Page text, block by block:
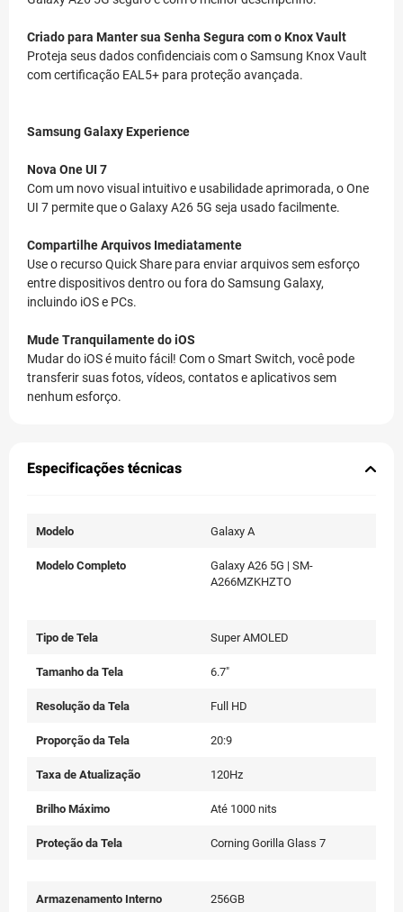
Criado para Manter sua Senha Segura com o Knox Vault
Proteja seus dados confidenciais com o Samsung Knox Vault
com certificação EAL5+ para proteção avançada.
Samsung Galaxy Experience
Nova One UI 7
Com um novo visual intuitivo e usabilidade aprimorada, o One
UI 7 permite que o Galaxy A26 5G seja usado facilmente.
Compartilhe Arquivos Imediatamente
Use o recurso Quick Share para enviar arquivos sem esforço
entre dispositivos dentro ou fora do Samsung Galaxy,
incluindo iOS e PCs.
Mude Tranquilamente do iOS
Mudar do iOS é muito fácil! Com o Smart Switch, você pode
transferir suas fotos, vídeos, contatos e aplicativos sem
nenhum esforço.
Especificações técnicas
Modelo Galaxy A
Modelo Completo
Galaxy A26 5G | SM-
A266MZKHZTO
Tipo de Tela Super AMOLED
Tamanho da Tela 6.7"
Resolução da Tela Full HD
Proporção da Tela 20:9
Taxa de Atualização 120Hz
Brilho Máximo Até 1000 nits
Proteção da Tela Corning Gorilla Glass 7
Armazenamento Interno 256GB